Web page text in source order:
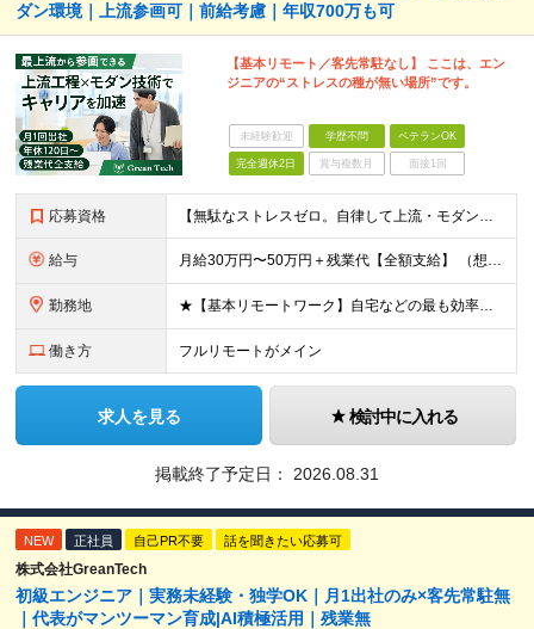
ダン環境｜上流参画可｜前給考慮｜年収700万も可
【基本リモート／客先常駐なし】 ここは、エン
ジニアの“ストレスの種が無い場所”です。
未経験歓迎 学歴不問 ベテランOK
完全週休2日 賞与複数月 面接1回
応募資格 【無駄なストレスゼロ。自律して上流・モダン環境に挑みませんか？】 ●何かしらのシステム開発実務経験がある方（言語・年数不問） ●月1回程度、秋葉原オフィスへの出社が可能な方 ※「これまでの経歴」ではな
給与 月給30万円〜50万円＋残業代【全額支給】 （想定年収：350万〜700万円） ※上記は固定残業代（みなし残業）を含まない【基本給】の金額です！ ※試用期間なし（入社初月から満額支給） ※あなたの前
勤務地 ★【基本リモートワーク】自宅などの最も効率よく働ける場所で開発に集中OK！ ・エンジニアの「働きやすさ」を最優先しており、基本リモートで働ける案件を厳選して獲得しています。 ・通勤ラッシュなどのストレ
働き方 フルリモートがメイン
求人を見る 検討中に入れる
掲載終了予定日： 2026.08.31
NEW 正社員 自己PR不要 話を聞きたい応募可
株式会社GreanTech
初級エンジニア｜実務未経験・独学OK｜月1出社のみ×客先常駐無
｜代表がマンツーマン育成|AI積極活用｜残業無